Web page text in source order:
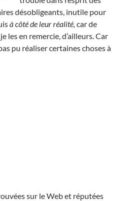
désobligeants, inutile pour
à côté de leur réalité, car de
les en remercie, d’ailleurs. Car
pu réaliser certaines choses à
sur le Web et réputées